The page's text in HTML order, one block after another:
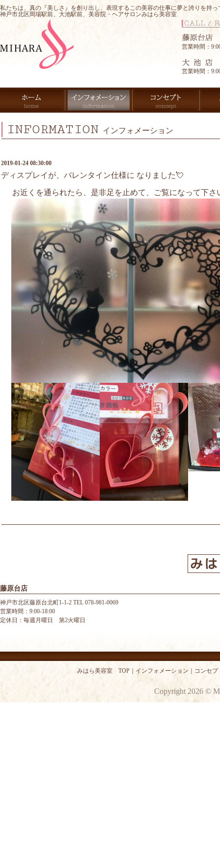
私たちは、真の『美しさ』を創り出し、表現するこの美容の仕事に夢と誇りを持
神戸市北区岡場駅前、大池駅前、美容院・ヘアサロンみはら美容室
営業時間：
営業時間：
INFORMATION インフォメーション
2019-01-24 08:30:00
ディスプレイが、バレンタイン仕様に なりました💘
お近くを通られたら、是非足を止めて、ご覧になって下さ
藤原台店
神戸市北区藤原台北町1-1-2 TEL 078-981-0069
営業時間：9:00-18:00
定休日：毎週月曜日 第2火曜日
みはら美容室 TOP インフォメーション コンセプ
Copyright 2026 ©